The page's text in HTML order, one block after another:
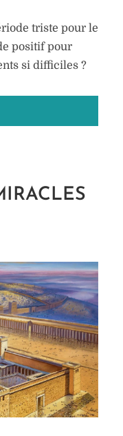
triste pour le
positif pour
si difficiles ?